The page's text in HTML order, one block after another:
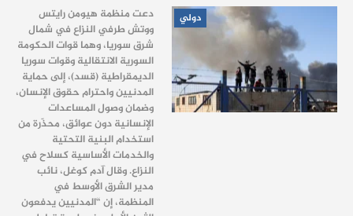
دولي
دعت منظمة هيومن رايتس
ووتش طرفي النزاع في شمال
شرق سوريا، وهما قوات الحكومة
السورية الانتقالية وقوات سوريا
الديمقراطية (قسد)، إلى حماية
المدنيين واحترام حقوق الإنسان،
وضمان وصول المساعدات
الإنسانية دون عوائق، محذّرة من
استخدام البنية التحتية
والخدمات الأساسية كسلاح في
النزاع. وقال آدم كوغل، نائب
مدير الشرق الأوسط في
المنظمة، إن “المدنيين يدفعون